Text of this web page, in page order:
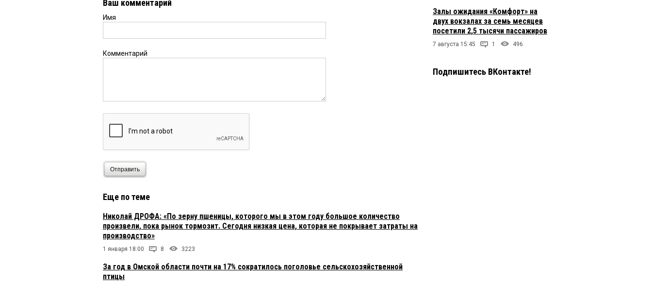
Ваш комментарий
Имя
Комментарий
Отправить
Еще по теме
Николай ДРОФА: «По зерну пшеницы, которого мы в этом году большое количество
произвели, пока рынок тормозит. Сегодня низкая цена, которая не покрывает затраты на
производство»
1 января 18:00 8 3223
За год в Омской области почти на 17% сократилось поголовье сельскохозяйственной
птицы
Залы ожидания «Комфорт» на
двух вокзалах за семь месяцев
посетили 2,5 тысячи пассажиров
7 августа 15:45 1 496
Подпишитесь ВКонтакте!